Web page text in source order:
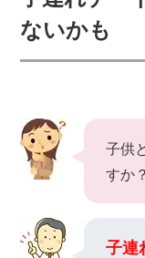
ないかも
子供
すか？
子連